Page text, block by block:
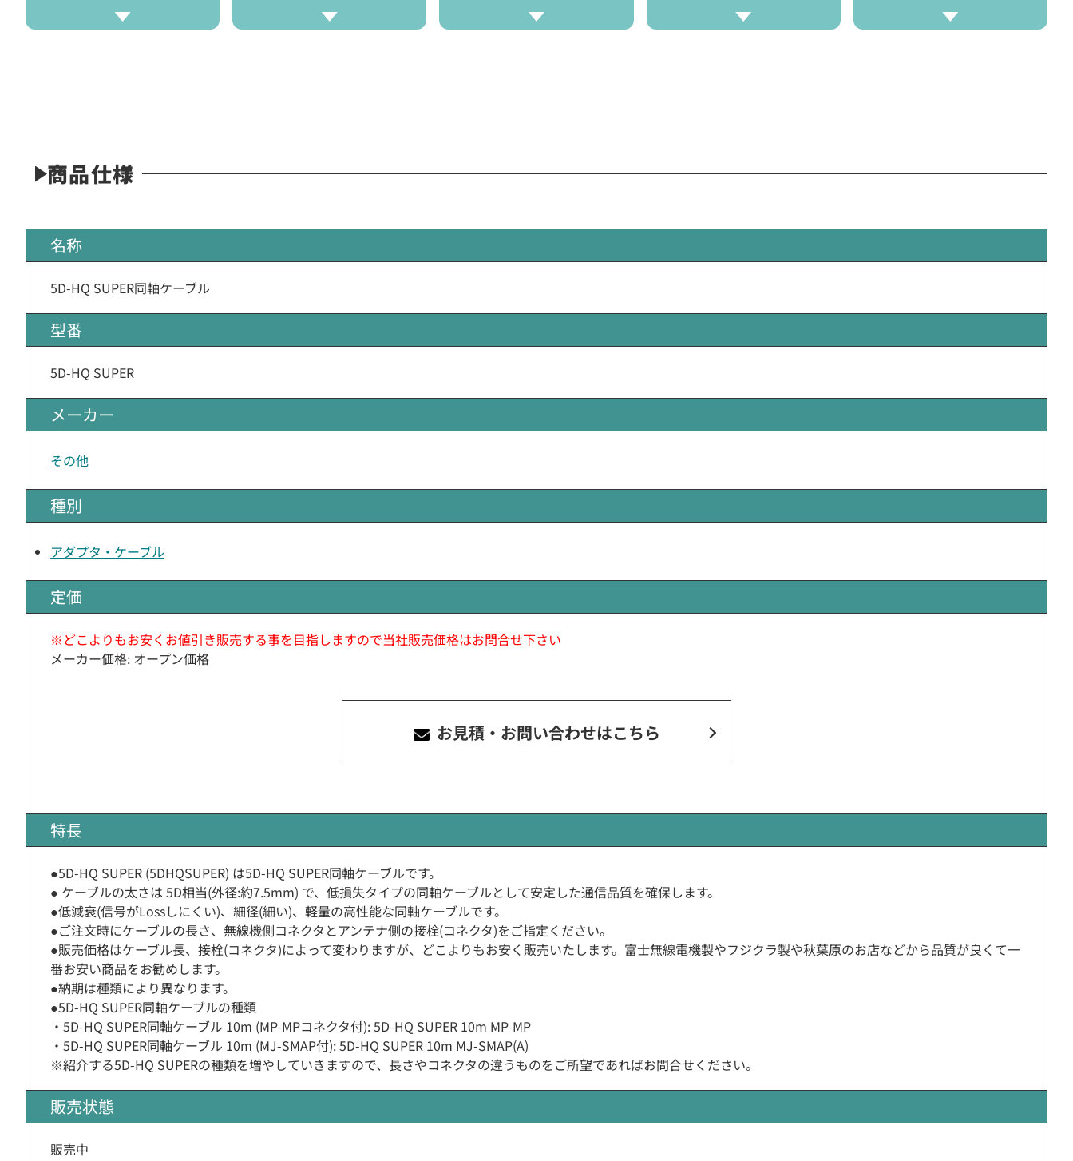
商品仕様
名称
5D-HQ SUPER同軸ケーブル
型番
5D-HQ SUPER
メーカー
その他
種別
アダプタ・ケーブル
定価
※どこよりもお安くお値引き販売する事を目指しますので当社販売価格はお問合せ下さい
メーカー価格: オープン価格
お見積・お問い合わせはこちら
特長
●5D-HQ SUPER (5DHQSUPER) は5D-HQ SUPER同軸ケーブルです。
● ケーブルの太さは 5D相当(外径:約7.5mm) で、低損失タイプの同軸ケーブルとして安定した通信品質を確保します。
●低減衰(信号がLossしにくい)、細径(細い)、軽量の高性能な同軸ケーブルです。
●ご注文時にケーブルの長さ、無線機側コネクタとアンテナ側の接栓(コネクタ)をご指定ください。
●販売価格はケーブル長、接栓(コネクタ)によって変わりますが、どこよりもお安く販売いたします。富士無線電機製やフジクラ製や秋葉原のお店などから品質が良くて一
番お安い商品をお勧めします。
●納期は種類により異なります。
●5D-HQ SUPER同軸ケーブルの種類
・5D-HQ SUPER同軸ケーブル 10m (MP-MPコネクタ付): 5D-HQ SUPER 10m MP-MP
・5D-HQ SUPER同軸ケーブル 10m (MJ-SMAP付): 5D-HQ SUPER 10m MJ-SMAP(A)
※紹介する5D-HQ SUPERの種類を増やしていきますので、長さやコネクタの違うものをご所望であればお問合せください。
販売状態
販売中